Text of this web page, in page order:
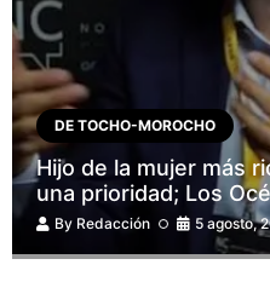
DE TOCHO-MOROCHO
Hijo de la mujer más
una prioridad; Los
By Redacción 5 agosto,